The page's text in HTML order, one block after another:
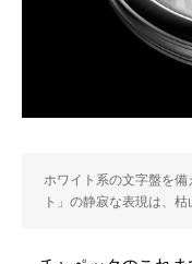
ホワイト系の文字盤を
ト」の静寂な表現は、枯